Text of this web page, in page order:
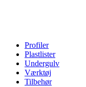
Profiler
Plastlister
Undergulv
Værktøj
Tilbehør